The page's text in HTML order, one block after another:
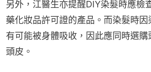
另外，江醫生亦提醒DIY染髮時應檢
藥化妝品許可證的產品。而染髮時
有可能被身體吸收，因此應同時選
頭皮。